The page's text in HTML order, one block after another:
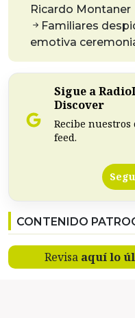
Ricardo Montaner
Familiares
emotiva
Sigue a
Discover
Recibe
feed.
CONTENIDO
Revisa aquí lo